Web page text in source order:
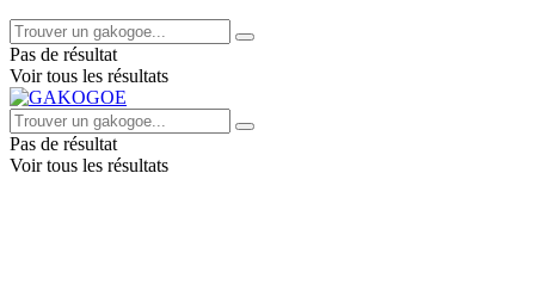
Pas de résultat
Voir tous les résultats
Pas de résultat
Voir tous les résultats